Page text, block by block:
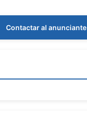
Contactar al anunciante